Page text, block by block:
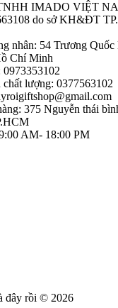
IMADO VIỆT
do sở KH&ĐT
nhân: 54 Trương Quốc
Chí Minh
0973353102
chất lượng: 0377563102
375 Nguyễn thái
AM- 18:00 PM
đây rồi © 2026